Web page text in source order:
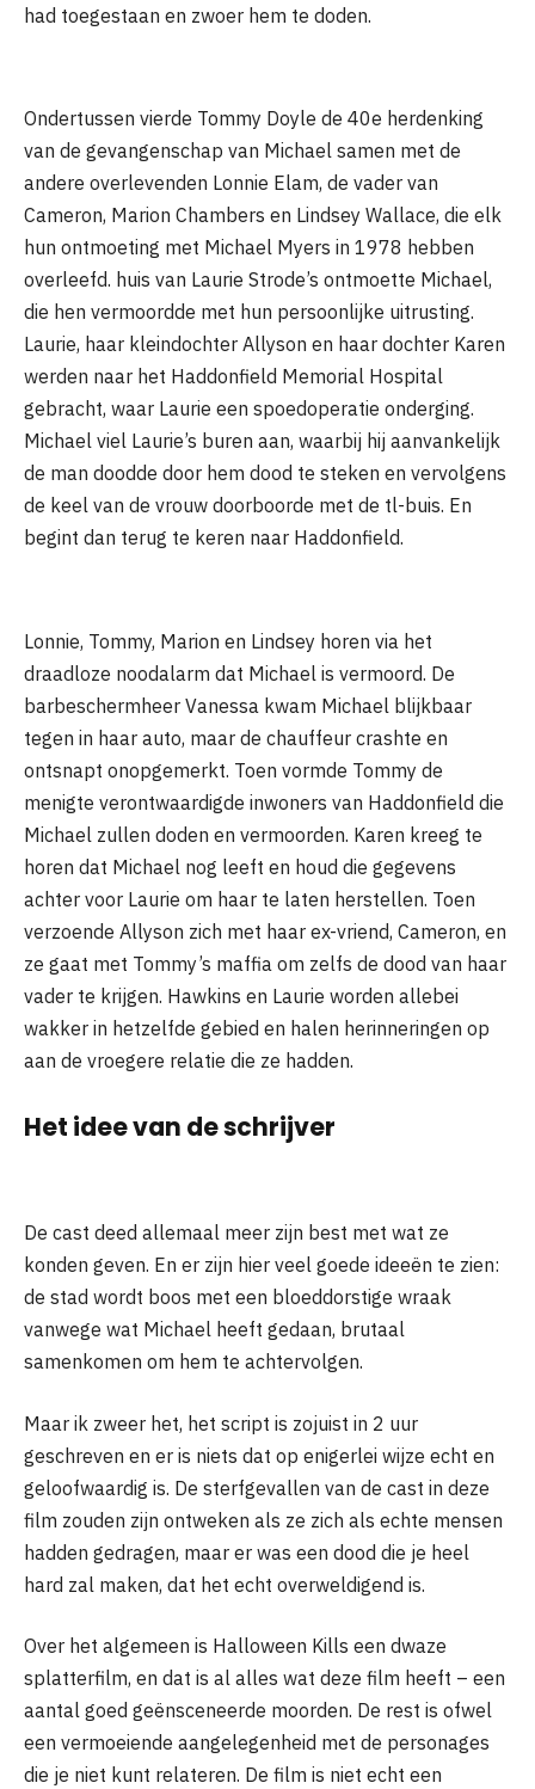
had toegestaan ​​en zwoer hem te doden.
Ondertussen vierde Tommy Doyle de 40e herdenking
van de gevangenschap van Michael samen met de
andere overlevenden Lonnie Elam, de vader van
Cameron, Marion Chambers en Lindsey Wallace, die elk
hun ontmoeting met Michael Myers in 1978 hebben
overleefd. huis van Laurie Strode’s ontmoette Michael,
die hen vermoordde met hun persoonlijke uitrusting.
Laurie, haar kleindochter Allyson en haar dochter Karen
werden naar het Haddonfield Memorial Hospital
gebracht, waar Laurie een spoedoperatie onderging.
Michael viel Laurie’s buren aan, waarbij hij aanvankelijk
de man doodde door hem dood te steken en vervolgens
de keel van de vrouw doorboorde met de tl-buis. En
begint dan terug te keren naar Haddonfield.
Lonnie, Tommy, Marion en Lindsey horen via het
draadloze noodalarm dat Michael is vermoord. De
barbeschermheer Vanessa kwam Michael blijkbaar
tegen in haar auto, maar de chauffeur crashte en
ontsnapt onopgemerkt. Toen vormde Tommy de
menigte verontwaardigde inwoners van Haddonfield die
Michael zullen doden en vermoorden. Karen kreeg te
horen dat Michael nog leeft en houd die gegevens
achter voor Laurie om haar te laten herstellen. Toen
verzoende Allyson zich met haar ex-vriend, Cameron, en
ze gaat met Tommy’s maffia om zelfs de dood van haar
vader te krijgen. Hawkins en Laurie worden allebei
wakker in hetzelfde gebied en halen herinneringen op
aan de vroegere relatie die ze hadden.
Het idee van de schrijver
De cast deed allemaal meer zijn best met wat ze
konden geven. En er zijn hier veel goede ideeën te zien:
de stad wordt boos met een bloeddorstige wraak
vanwege wat Michael heeft gedaan, brutaal
samenkomen om hem te achtervolgen.
Maar ik zweer het, het script is zojuist in 2 uur
geschreven en er is niets dat op enigerlei wijze echt en
geloofwaardig is. De sterfgevallen van de cast in deze
film zouden zijn ontweken als ze zich als echte mensen
hadden gedragen, maar er was een dood die je heel
hard zal maken, dat het echt overweldigend is.
Over het algemeen is Halloween Kills een dwaze
splatterfilm, en dat is al alles wat deze film heeft – een
aantal goed geënsceneerde moorden. De rest is ofwel
een vermoeiende aangelegenheid met de personages
die je niet kunt relateren. De film is niet echt een